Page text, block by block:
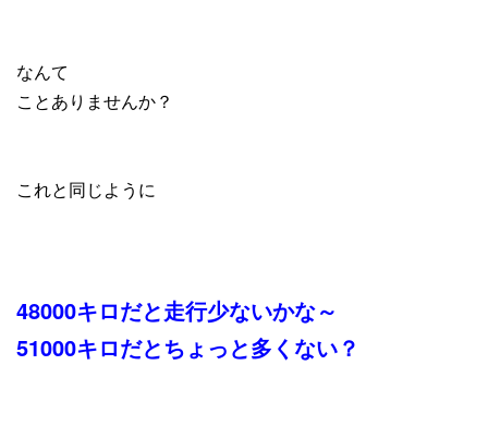
なんて
ことありませんか？
これと同じように
48000キロだと走行少ないかな～
51000キロだとちょっと多くない？